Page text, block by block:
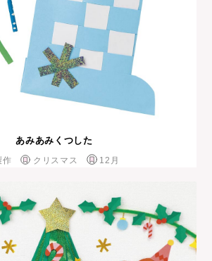
あみあみくつした
作 クリスマス 12月